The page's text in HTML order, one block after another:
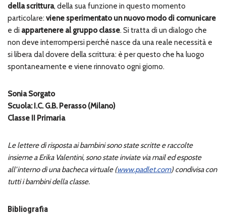
della scrittura, della sua funzione in questo momento
particolare: viene sperimentato un nuovo modo di comunicare
e di appartenere al gruppo classe. Si tratta di un dialogo che
non deve interrompersi perché nasce da una reale necessità e
si libera dal dovere della scrittura: è per questo che ha luogo
spontaneamente e viene rinnovato ogni giorno.
Sonia Sorgato
Scuola: I.C. G.B. Perasso (Milano)
Classe II Primaria
Le lettere di risposta ai bambini sono state scritte e raccolte
insieme a Erika Valentini, sono state inviate via mail ed esposte
all’interno di una bacheca virtuale (www.padlet.com) condivisa con
tutti i bambini della classe.
Bibliografia